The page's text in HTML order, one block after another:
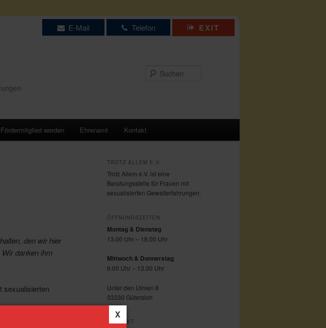
E-Mail Telefon EXIT
Fördermitglied werden Ehrenamt Kontakt
den wir hier
danken ihm
sexualisierten
TROTZ ALLEM E.V.
Trotz Allem e.V. ist eine
Beratungsstelle für Frauen mit
sexualisierten Gewalterfahrungen.
ÖFFNUNGSZEITEN
Montag & Dienstag
13.00 Uhr – 18.00 Uhr
Mittwoch & Donnerstag
9.00 Uhr – 13.00 Uhr
Unter den Ulmen 8
33330 Gütersloh
KONTAKT